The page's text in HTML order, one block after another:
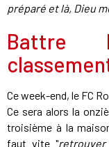
préparé et là, Dieu
Battre
Ce week-end, le FC
Ce sera alors la
troisième à la
faut vite "retrouver